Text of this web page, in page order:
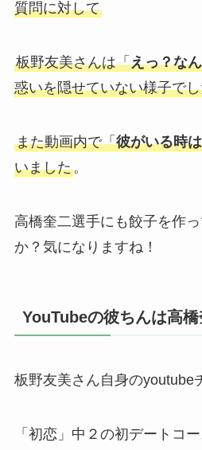
質問に対して
板野友美さんは「えっ？な
惑いを隠せていない様子で
また動画内で「彼がいる時
いました。
高橋奎二選手にも餃子を作
か？気になりますね！
YouTubeの彼ちんは高橋
板野友美さん自身のyoutube
「初恋」中２の初デートコ